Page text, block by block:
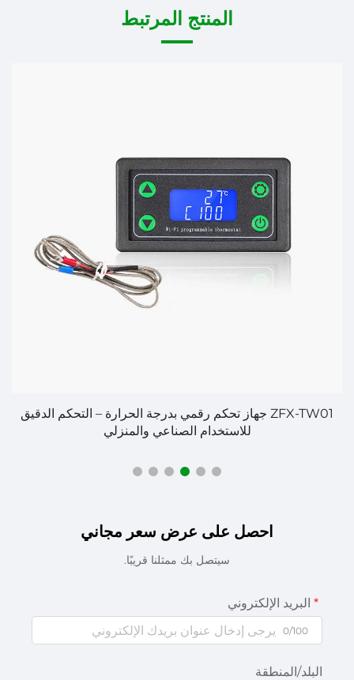
المنتج المرتبط
ZFX-TW01 جهاز تحكم رقمي بدرجة الحرارة – التحكم الدقيق
للاستخدام الصناعي والمنزلي
احصل على عرض سعر مجاني
سيتصل بك ممثلنا قريبًا.
البريد الإلكتروني
0/100
البلد/المنطقة